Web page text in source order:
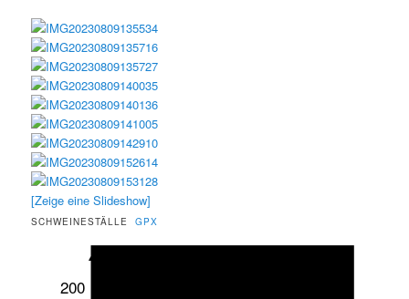
[Zeige eine Slideshow]
SCHWEINESTÄLLE GPX
200